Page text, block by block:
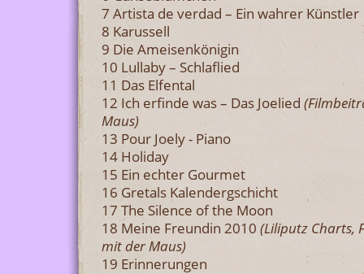
7 Artista de verdad – Ein wahrer Künstler
8 Karussell
9 Die Ameisenkönigin
10 Lullaby – Schlaflied
11 Das Elfental
12 Ich erfinde was – Das Joelied (
Maus)
13 Pour Joely - Piano
14 Holiday
15 Ein echter Gourmet
16 Gretals Kalendergschicht
17 The Silence of the Moon
18 Meine Freundin 2010 (Liliputz Charts,
mit der Maus)
19 Erinnerungen